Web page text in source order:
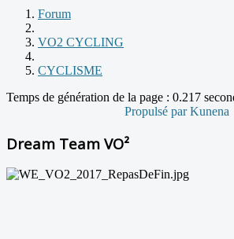
Forum
VO2 CYCLING
CYCLISME
Temps de génération de la page : 0.217
Propulsé parKunena
Dream Team VO²